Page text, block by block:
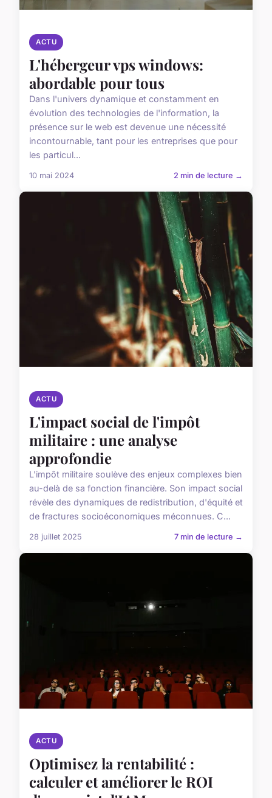
ACTU
L'hébergeur vps windows:
abordable pour tous
Dans l'univers dynamique et constamment en
évolution des technologies de l'information, la
présence sur le web est devenue une nécessité
incontournable, tant pour les entreprises que pour
les particul...
10 mai 2024 2 min de lecture →
ACTU
L'impact social de l'impôt
militaire : une analyse
approfondie
L'impôt militaire soulève des enjeux complexes bien
au-delà de sa fonction financière. Son impact social
révèle des dynamiques de redistribution, d'équité et
de fractures socioéconomiques méconnues. C...
28 juillet 2025 7 min de lecture →
ACTU
Optimisez la rentabilité :
calculer et améliorer le ROI